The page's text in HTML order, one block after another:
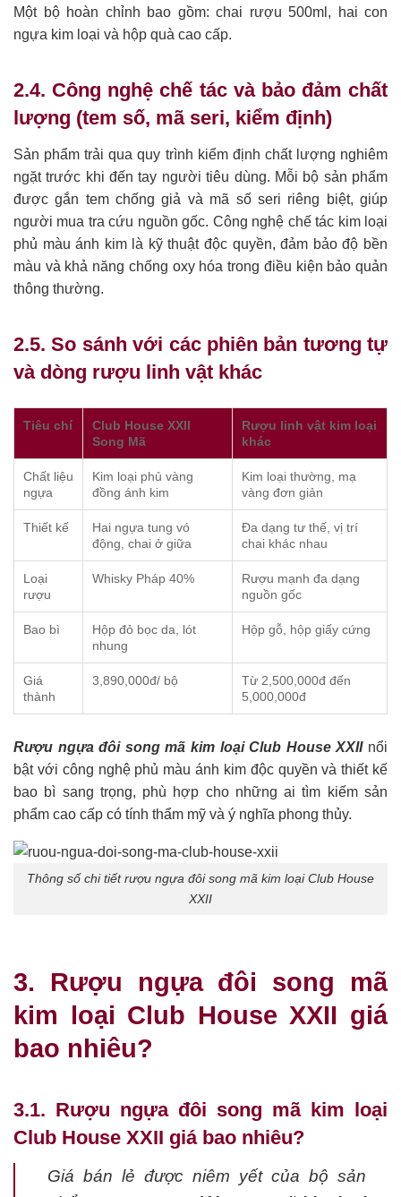
Một bộ hoàn chỉnh bao gồm: chai rượu 500ml, hai con
ngựa kim loại và hộp quà cao cấp.
2.4. Công nghệ chế tác và bảo đảm chất
lượng (tem số, mã seri, kiểm định)
Sản phẩm trải qua quy trình kiểm định chất lượng nghiêm
ngặt trước khi đến tay người tiêu dùng. Mỗi bộ sản phẩm
được gắn tem chống giả và mã số seri riêng biệt, giúp
người mua tra cứu nguồn gốc. Công nghệ chế tác kim loại
phủ màu ánh kim là kỹ thuật độc quyền, đảm bảo độ bền
màu và khả năng chống oxy hóa trong điều kiện bảo quản
thông thường.
2.5. So sánh với các phiên bản tương tự
và dòng rượu linh vật khác
Tiêu chí
Club House XXII
Song Mã
Rượu linh vật kim loại
khác
Chất liệu
ngựa
Kim loại phủ vàng
đồng ánh kim
Kim loại thường, mạ
vàng đơn giản
Thiết kế
Hai ngựa tung vó
động, chai ở giữa
Đa dạng tư thế, vị trí
chai khác nhau
Loại
rượu
Whisky Pháp 40%
Rượu mạnh đa dạng
nguồn gốc
Bao bì
Hộp đỏ bọc da, lót
nhung
Hộp gỗ, hộp giấy cứng
Giá
thành
3,890,000đ/ bộ
Từ 2,500,000đ đến
5,000,000đ
Rượu ngựa đôi song mã kim loại Club House XXIInổi
bật với công nghệ phủ màu ánh kim độc quyền và thiết kế
bao bì sang trọng, phù hợp cho những ai tìm kiếm sản
phẩm cao cấp có tính thẩm mỹ và ý nghĩa phong thủy.
Thông số chi tiết rượu ngựa đôi song mã kim loại Club House
XXII
3. Rượu ngựa đôi song mã
kim loại Club House XXII giá
bao nhiêu?
3.1. Rượu ngựa đôi song mã kim loại
Club House XXII giá bao nhiêu?
Giá bán lẻ được niêm yết của bộ sản